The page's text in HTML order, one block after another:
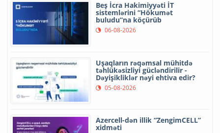
Beş İcra Hakimiyyəti İT
sistemlərini “Hökumət
buludu”na köçürüb
06-08-2026
Uşaqların rəqəmsal mühitdə
təhlükəsizliyi gücləndirilir -
Dəyişikliklər nəyi ehtiva edir?
05-08-2026
Azercell-dən illik “ZengimCELL”
xidməti